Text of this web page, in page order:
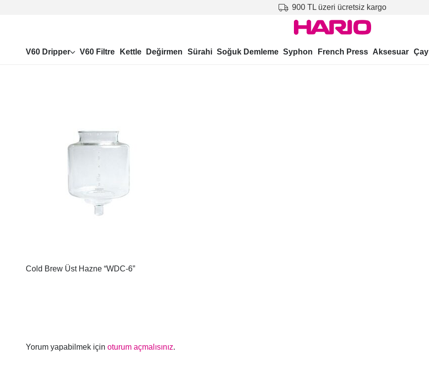
900 TL üzeri ücretsiz kargo
V60 Dripper V60 Filtre Kettle Değirmen Sürahi Soğuk Demleme Syphon French Press Aksesuar Çay
Cold Brew Üst Hazne “WDC-6”
Yorum yapabilmek için oturum açmalısınız.